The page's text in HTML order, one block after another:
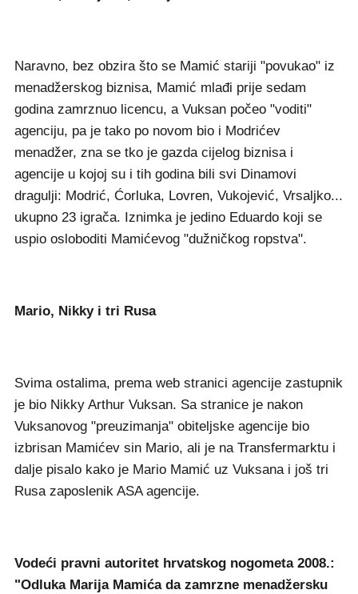
Naravno, bez obzira što se Mamić stariji "povukao" iz
menadžerskog biznisa, Mamić mlađi prije sedam
godina zamrznuo licencu, a Vuksan počeo "voditi"
agenciju, pa je tako po novom bio i Modrićev
menadžer, zna se tko je gazda cijelog biznisa i
agencije u kojoj su i tih godina bili svi Dinamovi
dragulji: Modrić, Ćorluka, Lovren, Vukojević, Vrsaljko...
ukupno 23 igrača. Iznimka je jedino Eduardo koji se
uspio osloboditi Mamićevog "dužničkog ropstva".
Mario, Nikky i tri Rusa
Svima ostalima, prema web stranici agencije zastupnik
je bio Nikky Arthur Vuksan. Sa stranice je nakon
Vuksanovog "preuzimanja" obiteljske agencije bio
izbrisan Mamićev sin Mario, ali je na Transfermarktu i
dalje pisalo kako je Mario Mamić uz Vuksana i još tri
Rusa zaposlenik ASA agencije.
Vodeći pravni autoritet hrvatskog nogometa 2008.:
"Odluka Marija Mamića da zamrzne menadžersku